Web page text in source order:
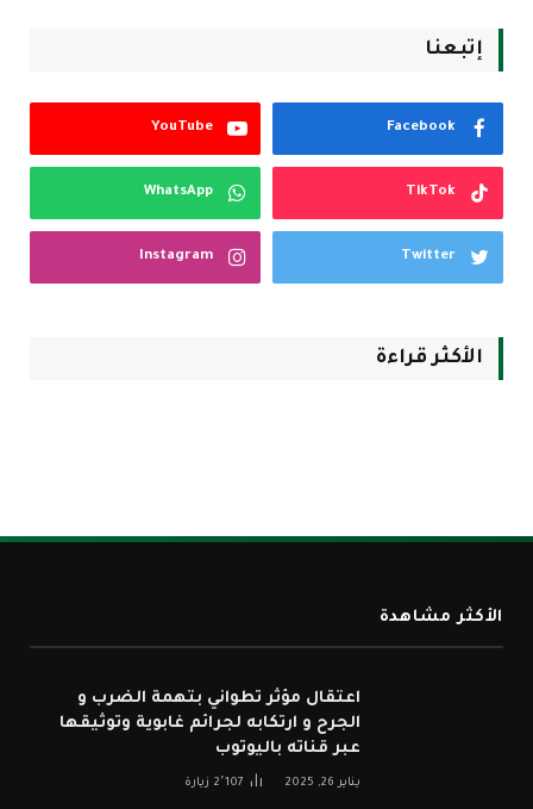
إتبعنا
Facebook
YouTube
TikTok
WhatsApp
Twitter
Instagram
الأكثر قراءة
الأكثر مشاهدة
اعتقال مؤثر تطواني بتهمة الضرب و
الجرح و ارتكابه لجرائم غابوية وتوثيقها
عبر قناته باليوتوب
يناير 26, 2025 2٬107 زيارة